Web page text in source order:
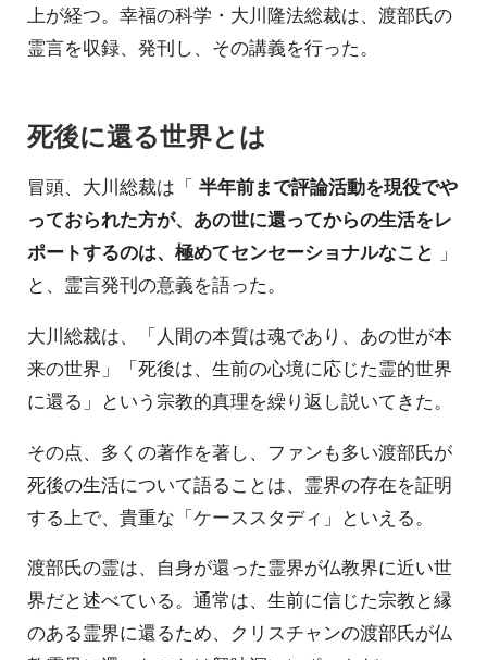
上が経つ。幸福の科学・大川隆法総裁は、渡部氏の
霊言を収録、発刊し、その講義を行った。
死後に還る世界とは
冒頭、大川総裁は「 半年前まで評論活動を現役でや
っておられた方が、あの世に還ってからの生活をレ
ポートするのは、極めてセンセーショナルなこと 」
と、霊言発刊の意義を語った。
大川総裁は、「人間の本質は魂であり、あの世が本
来の世界」「死後は、生前の心境に応じた霊的世界
に還る」という宗教的真理を繰り返し説いてきた。
その点、多くの著作を著し、ファンも多い渡部氏が
死後の生活について語ることは、霊界の存在を証明
する上で、貴重な「ケーススタディ」といえる。
渡部氏の霊は、自身が還った霊界が仏教界に近い世
界だと述べている。通常は、生前に信じた宗教と縁
のある霊界に還るため、クリスチャンの渡部氏が仏